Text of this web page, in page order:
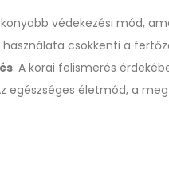
védekezési mód,
használata csökkenti a
: A korai felismerés
egészséges életmód, a